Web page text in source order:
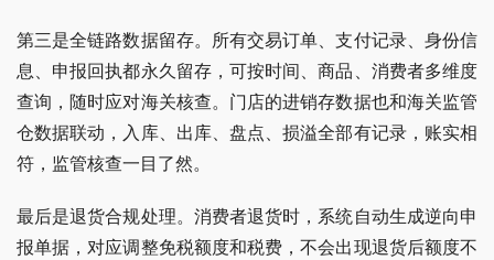
第三是全链路数据留存。所有交易订单、支付记录、身份信
息、申报回执都永久留存，可按时间、商品、消费者多维度
查询，随时应对海关核查。门店的进销存数据也和海关监管
仓数据联动，入库、出库、盘点、损溢全部有记录，账实相
符，监管核查一目了然。
最后是退货合规处理。消费者退货时，系统自动生成逆向申
报单据，对应调整免税额度和税费，不会出现退货后额度不